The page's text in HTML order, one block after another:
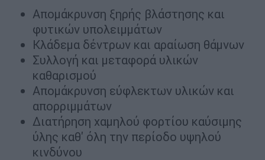
Απομάκρυνση ξηρής βλάστησης και
φυτικών υπολειμμάτων
Κλάδεμα δέντρων και αραίωση θάμνων
Συλλογή και μεταφορά υλικών
καθαρισμού
Απομάκρυνση εύφλεκτων υλικών και
απορριμμάτων
Διατήρηση χαμηλού φορτίου καύσιμης
ύλης καθ' όλη την περίοδο υψηλού
κινδύνου